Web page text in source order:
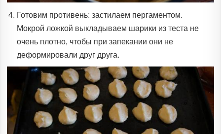
Готовим противень: застилаем пергаментом.
Мокрой ложкой выкладываем шарики из теста не
очень плотно, чтобы при запекании они не
деформировали друг друга.